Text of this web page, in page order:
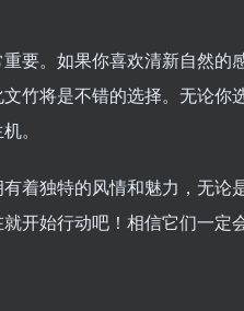
要。如果你喜欢清新自然的
竹将是不错的选择。无论你
。
着独特的风情和魅力，无论
开始行动吧！相信它们一定